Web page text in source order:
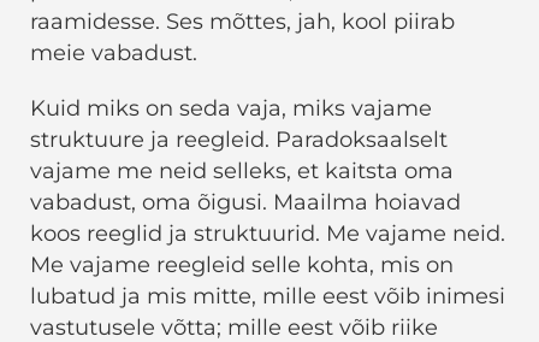
raamidesse. Ses mõttes, jah, kool piirab
meie vabadust.
Kuid miks on seda vaja, miks vajame
struktuure ja reegleid. Paradoksaalselt
vajame me neid selleks, et kaitsta oma
vabadust, oma õigusi. Maailma hoiavad
koos reeglid ja struktuurid. Me vajame neid.
Me vajame reegleid selle kohta, mis on
lubatud ja mis mitte, mille eest võib inimesi
vastutusele võtta; mille eest võib riike